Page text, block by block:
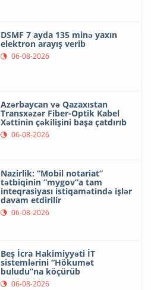
DSMF 7 ayda 135 minə yaxın
elektron arayış verib
06-08-2026
Azərbaycan və Qazaxıstan
Transxəzər Fiber-Optik Kabel
Xəttinin çəkilişini başa çatdırıb
06-08-2026
Nazirlik: “Mobil notariat”
tətbiqinin “mygov”a tam
inteqrasiyası istiqamətində işlər
davam etdirilir
06-08-2026
Beş İcra Hakimiyyəti İT
sistemlərini “Hökumət
buludu”na köçürüb
06-08-2026